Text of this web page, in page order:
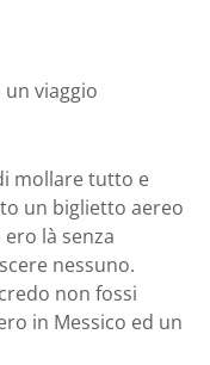
viaggio
mollare tutto e
un biglietto aereo
là senza
nessuno.
non fossi
in Messico ed un